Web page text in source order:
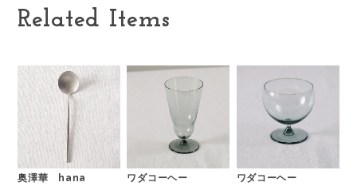
Related Items
奥澤華 hana
ワダコーヘー
ワダコーヘー